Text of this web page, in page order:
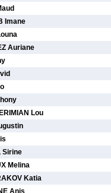
Imane
Auriane
Lou
Sirine
Melina
Katia
Anis